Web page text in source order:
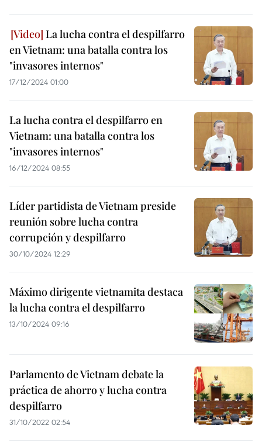
La lucha contra el despilfarro
en Vietnam: una batalla contra los
"invasores internos"
17/12/2024 01:00
La lucha contra el despilfarro en
Vietnam: una batalla contra los
"invasores internos"
16/12/2024 08:55
Líder partidista de Vietnam preside
reunión sobre lucha contra
corrupción y despilfarro
30/10/2024 12:29
Máximo dirigente vietnamita destaca
la lucha contra el despilfarro
13/10/2024 09:16
Parlamento de Vietnam debate la
práctica de ahorro y lucha contra
despilfarro
31/10/2022 02:54